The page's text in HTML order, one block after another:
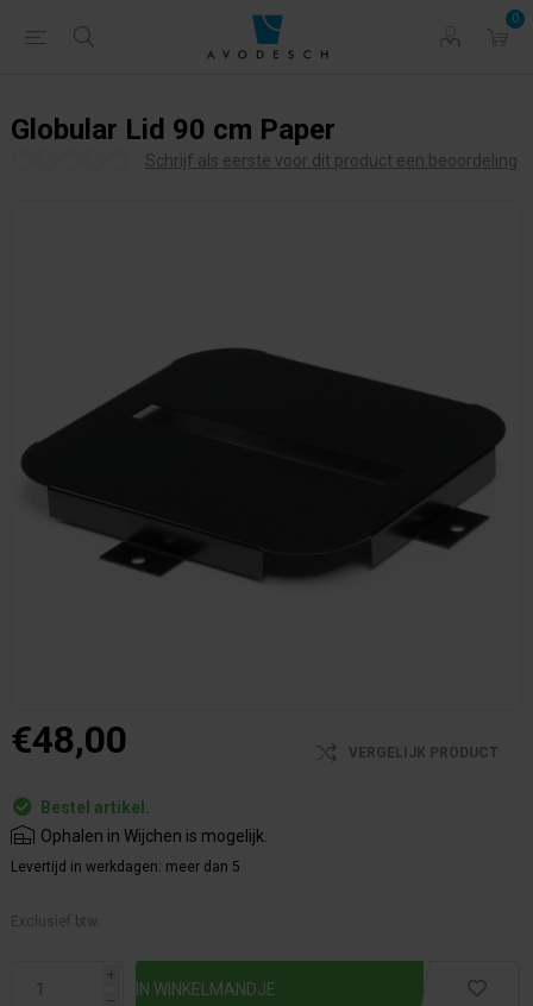
0
Globular Lid 90 cm Paper
Schrijf als eerste voor dit product een beoordeling
€48,00 VERGELIJK PRODUCT
Bestel artikel.
Ophalen in Wijchen is mogelijk.
Levertijd in werkdagen: meer dan 5
Exclusief btw.
i
h